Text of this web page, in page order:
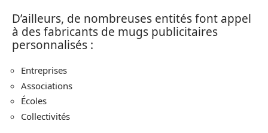
D’ailleurs, de nombreuses entités font appel
à des fabricants de mugs publicitaires
personnalisés :
Entreprises
Associations
Écoles
Collectivités